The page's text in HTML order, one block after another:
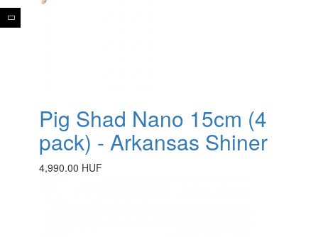
Pig Shad Nano 15cm (4
pack) - Arkansas Shiner
4,990.00 HUF